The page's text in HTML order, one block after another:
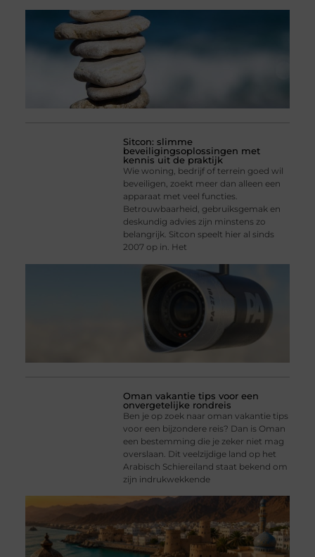
Sitcon: slimme
beveiligingsoplossingen met
kennis uit de praktijk
Wie woning, bedrijf of terrein goed wil
beveiligen, zoekt meer dan alleen een
apparaat met veel functies.
Betrouwbaarheid, gebruiksgemak en
deskundig advies zijn minstens zo
belangrijk. Sitcon speelt hier al sinds
2007 op in. Het
Oman vakantie tips voor een
onvergetelijke rondreis
Ben je op zoek naar oman vakantie tips
voor een bijzondere reis? Dan is Oman
een bestemming die je zeker niet mag
overslaan. Dit veelzijdige land op het
Arabisch Schiereiland staat bekend om
zijn indrukwekkende